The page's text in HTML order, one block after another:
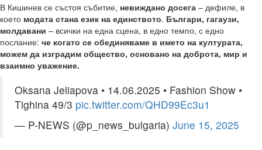
В Кишинев се състоя събитие, невиждано досега – дефиле, в
което модата стана език на единството. Българи, гагаузи,
молдавани – всички на една сцена, в едно темпо, с едно
послание: че когато се обединяваме в името на културата,
можем да изградим общество, основано на доброта, мир и
взаимно уважение.
Oksana Jeliapova • 14.06.2025 • Fashion Show •
Tighina 49/3 pic.twitter.com/QHD99Ec3u1
— P-NEWS (@p_news_bulgaria) June 15, 2025